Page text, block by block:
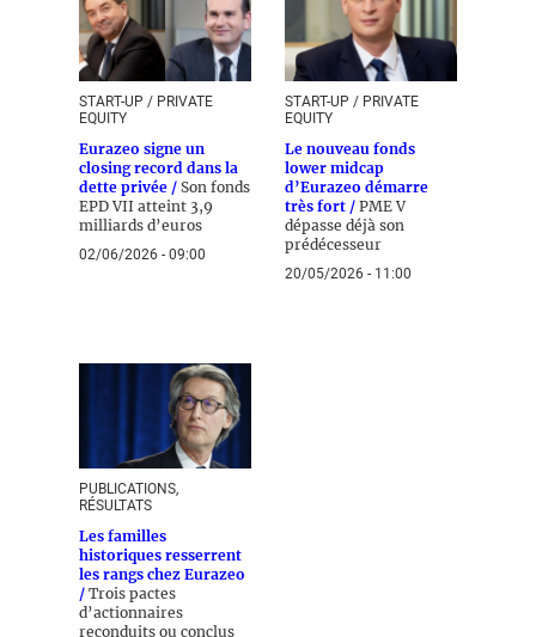
START-UP / PRIVATE
EQUITY
Eurazeo signe un
closing record dans la
dette privée / Son fonds
EPD VII atteint 3,9
milliards d’euros
02/06/2026 - 09:00
START-UP / PRIVATE
EQUITY
Le nouveau fonds
lower midcap
d’Eurazeo démarre
très fort / PME V
dépasse déjà son
prédécesseur
20/05/2026 - 11:00
PUBLICATIONS,
RÉSULTATS
Les familles
historiques resserrent
les rangs chez Eurazeo
/ Trois pactes
d’actionnaires
reconduits ou conclus